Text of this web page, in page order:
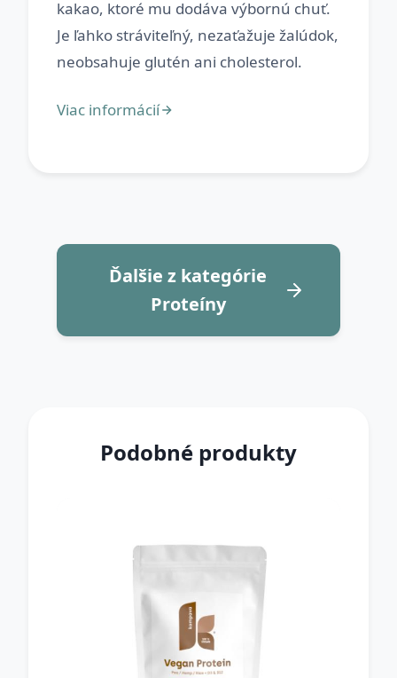
kakao, ktoré mu dodáva výbornú chuť.
Je ľahko stráviteľný, nezaťažuje žalúdok,
Ďalšie z kategórie
Proteíny
Podobné produkty